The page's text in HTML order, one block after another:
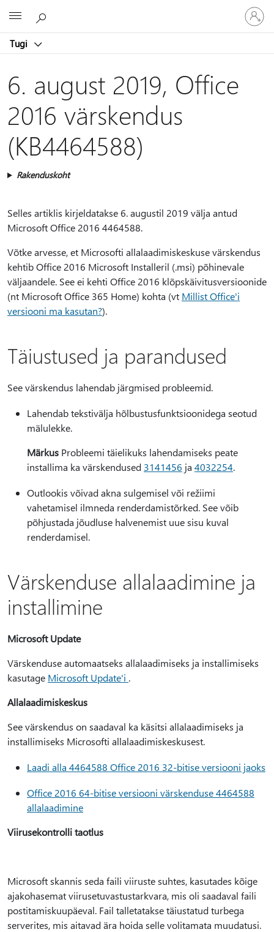
Tugi
Logige
sisse
oma
6. august 2019, Office
2016 värskendus
(KB4464588)
Rakenduskoht
Selles artiklis kirjeldatakse 6. augustil 2019 välja antud
Microsoft Office 2016 4464588.
Võtke arvesse, et Microsofti allalaadimiskeskuse värskendus
kehtib Office 2016 Microsoft Installeril (.msi) põhinevale
väljaandele. See ei kehti Office 2016 klõpskäivitusversioonide
(nt Microsoft Office 365 Home) kohta (vt Millist Office'i
versiooni ma kasutan?).
Täiustused ja parandused
See värskendus lahendab järgmised probleemid.
Lahendab tekstivälja hõlbustusfunktsioonidega seotud
mälulekke.
Märkus Probleemi täielikuks lahendamiseks peate
installima ka värskendused 3141456 ja 4032254.
Outlookis võivad akna sulgemisel või režiimi
vahetamisel ilmneda renderdamistõrked. See võib
põhjustada jõudluse halvenemist uue sisu kuval
renderdamisel.
Värskenduse allalaadimine ja
installimine
Microsoft Update
Värskenduse automaatseks allalaadimiseks ja installimiseks
kasutage Microsoft Update'i .
Allalaadimiskeskus
See värskendus on saadaval ka käsitsi allalaadimiseks ja
installimiseks Microsofti allalaadimiskeskusest.
Laadi alla 4464588 Office 2016 32-bitise versiooni jaoks
Office 2016 64-bitise versiooni värskenduse 4464588
allalaadimine
Viirusekontrolli taotlus
Microsoft skannis seda faili viiruste suhtes, kasutades kõige
ajakohasemat viirusetuvastustarkvara, mis oli saadaval faili
postitamiskuupäeval. Fail talletatakse täiustatud turbega
serverites, mis aitavad ära hoida selle volitamata muudatusi.